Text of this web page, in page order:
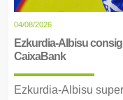
04/08/2026
Ezkurdia-Albisu
CaixaBank
Ezkurdia-Albisu